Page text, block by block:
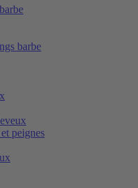
barbe
peignes